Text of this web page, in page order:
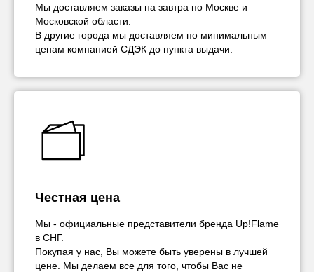
Мы доставляем заказы на завтра по Москве и
Московской области.
В другие города мы доставляем по минимальным
ценам компанией СДЭК до пункта выдачи.
Честная цена
Мы - официальные представители бренда Up!Flame
в СНГ.
Покупая у нас, Вы можете быть уверены в лучшей
цене. Мы делаем все для того, чтобы Вас не